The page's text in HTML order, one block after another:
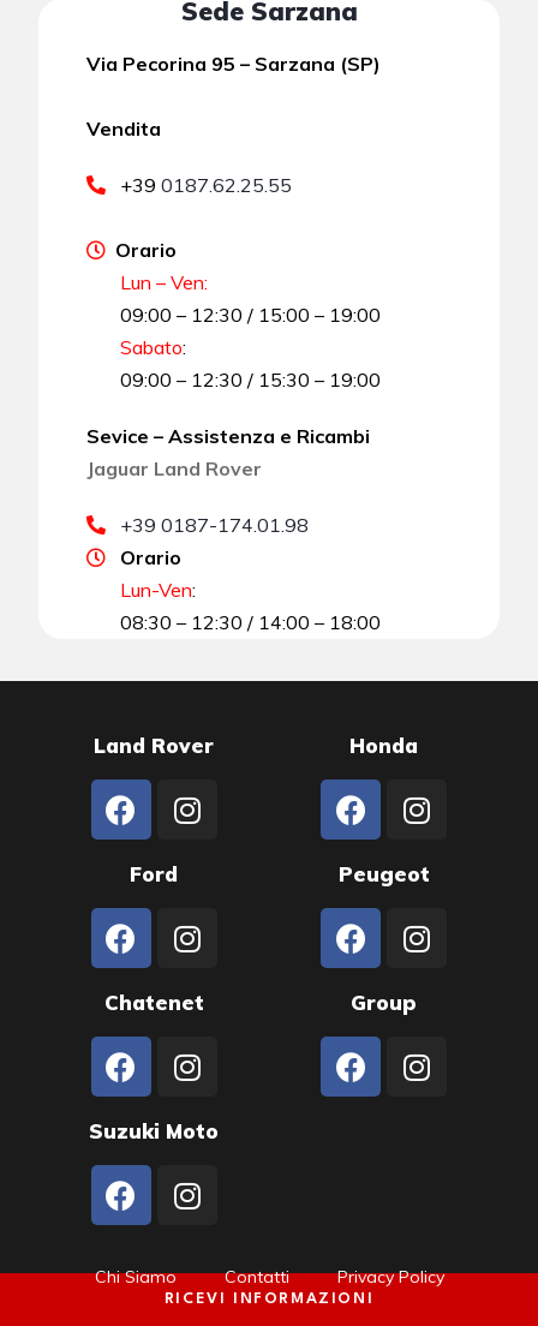
RICEVI INFORMAZIONI
Sede Sarzana
Via Pecorina 95 – Sarzana (SP)
Vendita
+390187.62.25.55
Orario
Lun – Ven:
09:00 – 12:30 / 15:00 – 19:00
Sabato:
09:00 – 12:30 / 15:30 – 19:00
Sevice – Assistenza e Ricambi
Jaguar Land Rover
+39 0187-174.01.98
Orario
Lun-Ven:
08:30 – 12:30 / 14:00 – 18:00
Land Rover Honda
Ford Peugeot
Chatenet Group
Suzuki Moto
Chi Siamo Contatti Privacy Policy